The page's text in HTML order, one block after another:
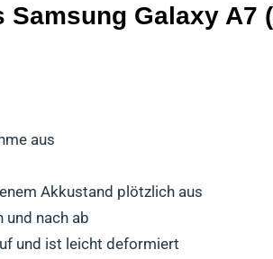
Galaxy A7
aus
Akkustand plötzlich aus
und nach ab
und ist leicht deformiert